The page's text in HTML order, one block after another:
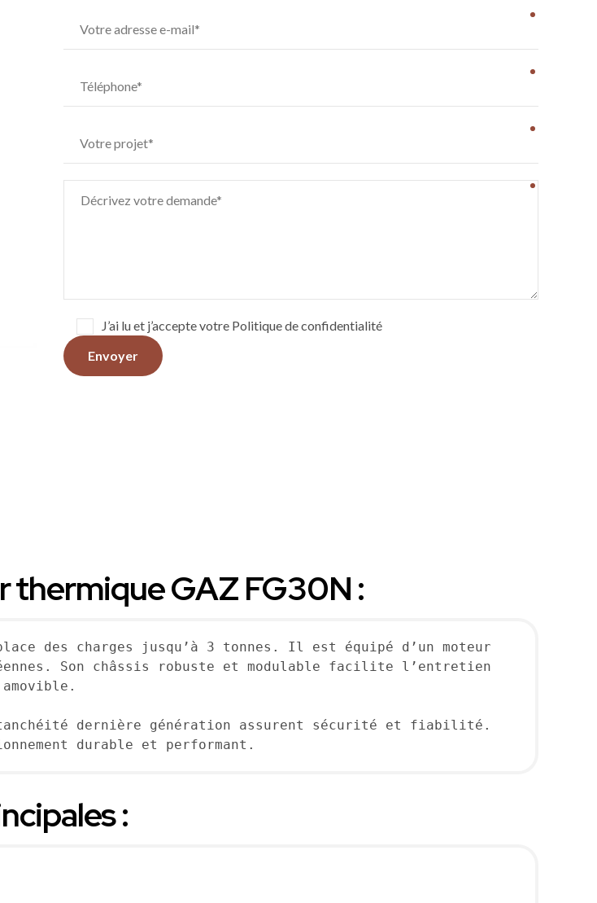
J’ai lu et j’accepte votre Politique de confidentialité
thermique GAZ FG30N :
des charges jusqu’à 3 tonnes. Il est équipé d’un moteur
Son châssis robuste et modulable facilite l’entretien
dernière génération assurent sécurité et fiabilité.
durable et performant.
: